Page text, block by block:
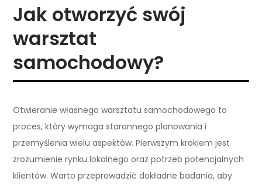
Jak otworzyć swój
warsztat
samochodowy?
Otwieranie własnego warsztatu samochodowego to
proces, który wymaga starannego planowania i
przemyślenia wielu aspektów. Pierwszym krokiem jest
zrozumienie rynku lokalnego oraz potrzeb potencjalnych
klientów. Warto przeprowadzić dokładne badania, aby